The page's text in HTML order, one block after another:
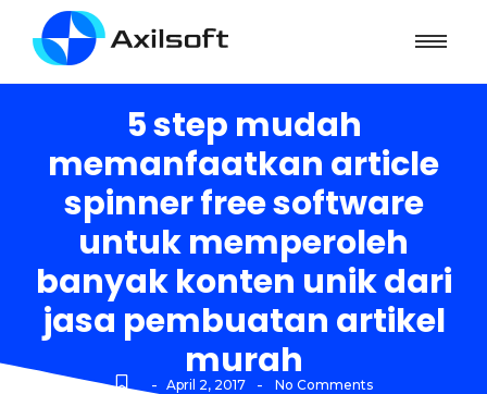
5 step mudah
memanfaatkan article
spinner free software
untuk memperoleh
banyak konten unik dari
jasa pembuatan artikel
murah
- April 2, 2017 - No Comments